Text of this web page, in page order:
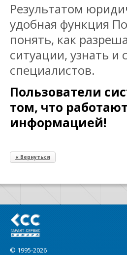
Результатом
удобная функция
понять, как
ситуации, узнать и
специалистов.
Пользователи
том, что
информацией!
« Вернуться
© 1995-2026